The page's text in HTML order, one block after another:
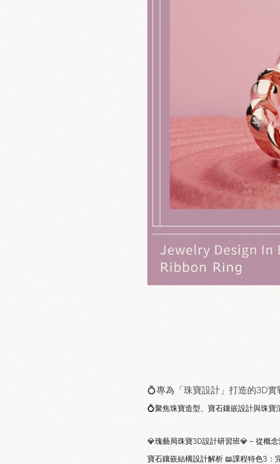
💍專為「珠寶設計」打造的3D實
💍聚焦珠寶造型、寶石鑲嵌設計與珠寶
💎瑰藝局珠寶3D設計研習班💎 – 從概
寶石鑲嵌結構設計解析 📖課程特色3：